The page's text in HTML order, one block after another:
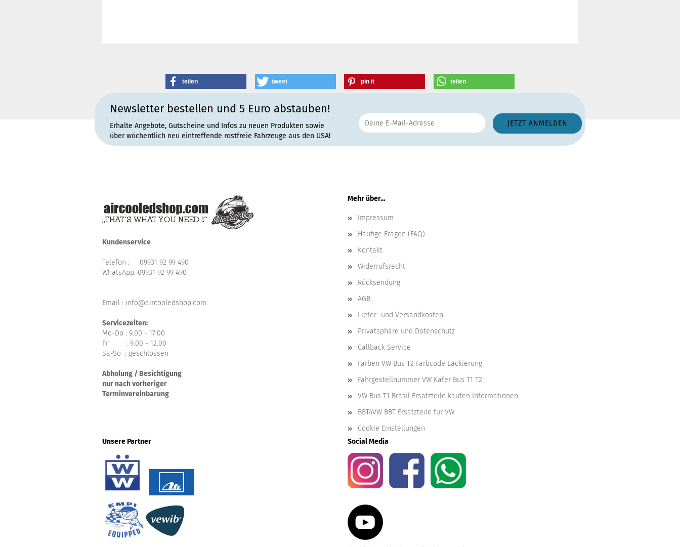
teilen tweet pin it teilen
Newsletter bestellen und 5 Euro abstauben!
Erhalte Angebote, Gutscheine und Infos zu neuen Produkten sowie
über wöchentlich neu eintreffende rostfreie Fahrzeuge aus den USA!
Kundenservice
Telefon : 09931 92 99 490
WhatsApp: 09931 92 99 490
Email : info@aircooledshop.com
Servicezeiten:
Mo-Do : 9.00 - 17.00
Fr : 9.00 - 12.00
Sa-So : geschlossen
Abholung / Besichtigung
nur nach vorheriger
Terminvereinbarung
Mehr über...
Impressum
Häufige Fragen (FAQ)
Kontakt
Widerrufsrecht
Rücksendung
AGB
Liefer- und Versandkosten
Privatsphäre und Datenschutz
Callback Service
Farben VW Bus T2 Farbcode Lackierung
Fahrgestellnummer VW Käfer Bus T1 T2
VW Bus T1 Brasil Ersatzteile kaufen Informationen
BBT4VW BBT Ersatzteile für VW
Cookie Einstellungen
Unsere Partner
Social Media